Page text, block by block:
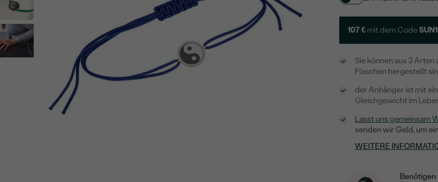
107 € mit dem Code
Sie können aus 3 Arten
Flaschen hergestellt
der Anhänger ist mit
Gleichgewicht im
Lasst uns gemeinsam
senden wir Geld, um
WEITERE
Benötigen